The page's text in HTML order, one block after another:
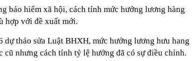
bảo hiểm xã hội, cách tính mức hưởng lương hàng
hợp với đề xuất mới.
thảo sửa Luật BHXH, mức hưởng lương hưu hang
cũ nhưng cách tính tỷ lệ hưởng đã có sự điều chỉnh.